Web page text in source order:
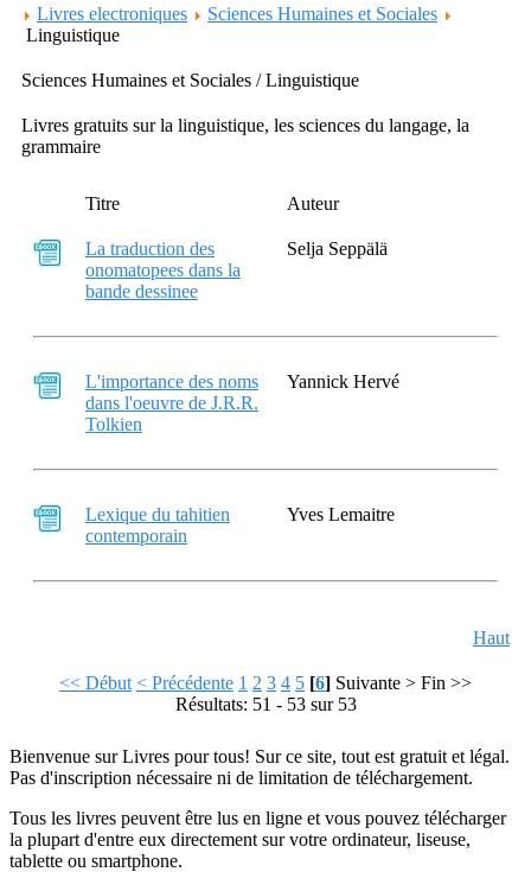
Livres electroniques
Sciences Humaines et Sociales
Linguistique
Sciences Humaines et Sociales / Linguistique
Livres gratuits sur la linguistique, les sciences du langage, la
grammaire
Titre Auteur
La traduction des
onomatopees dans la
bande dessinee
Selja Seppälä
L'importance des noms
dans l'oeuvre de J.R.R.
Tolkien
Yannick Hervé
Lexique du tahitien
contemporain
Yves Lemaitre
Haut
<< Début < Précédente 1 2 3 4 5 [6] Suivante > Fin >>
Résultats: 51 - 53 sur 53
Bienvenue sur Livres pour tous! Sur ce site, tout est gratuit et légal.
Pas d'inscription nécessaire ni de limitation de téléchargement.
Tous les livres peuvent être lus en ligne et vous pouvez télécharger
la plupart d'entre eux directement sur votre ordinateur, liseuse,
tablette ou smartphone.